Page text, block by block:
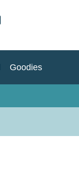
Goodies